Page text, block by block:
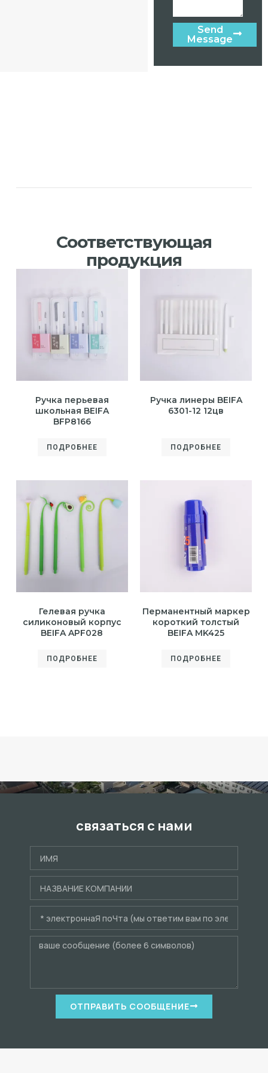
Send
Message
Соответствующая
продукция
Ручка перьевая
школьная BEIFA
BFP8166
ПОДРОБНЕЕ
Ручка линеры BEIFA
6301-12 12цв
ПОДРОБНЕЕ
Гелевая ручка
силиконовый корпус
BEIFA APF028
ПОДРОБНЕЕ
Перманентный маркер
короткий толстый
BEIFA MK425
ПОДРОБНЕЕ
связаться с нами
ОТПРАВИТЬ СООБЩЕНИЕ